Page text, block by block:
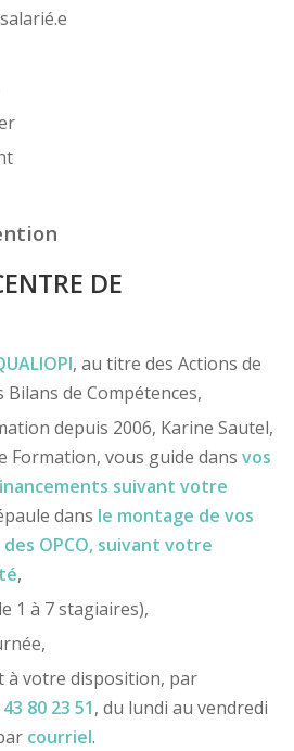
DE
, au titre des Actions de
de Compétences,
depuis 2006, Karine Sautel,
Formation, vous guide dans vos
suivant votre
dans le montage de vos
OPCO, suivant votre
,
1 à 7 stagiaires),
à votre disposition, par
80 23 51, du lundi au vendredi
courriel.